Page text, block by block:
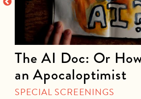
The AI Doc: Or
an Apocaloptimist
SPECIAL SCREENINGS